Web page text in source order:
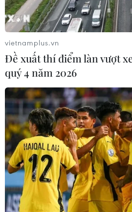
Giá xe điện tại Đức giảm
cận xe xăng
Tesla lên kế hoạch mở rộng sản
và tạo thêm việc làm tại Đức
20/07/2026 09:10
Báo Indonesia: Việt Nam có lợi
trong cuộc đua hút đầu tư xe
18/07/2026 13:38
vietnamplus.vn
Đề xuất thí điểm làn vượt
quý 4 năm 2026